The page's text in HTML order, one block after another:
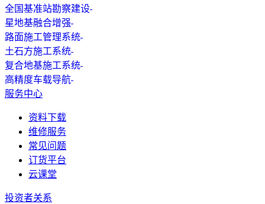
全国基准站勘察建设
星地基融合增强
路面施工管理系统
土石方施工系统
复合地基施工系统
高精度车载导航
服务中心
资料下载
维修服务
常见问题
订货平台
云课堂
投资者关系